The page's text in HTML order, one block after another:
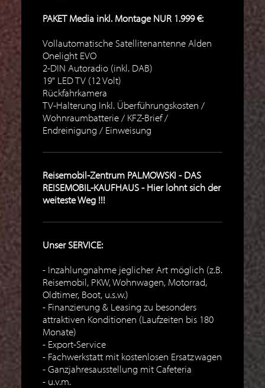
PAKET Media inkl. Montage NUR 1.999 €:
Vollautomatische Satellitenantenne Alden
Onelight EVO
2-DIN Autoradio (inkl. DAB)
19" LED TV (12 Volt)
Rückfahrkamera
TV-Halterung Inkl. Überführungskosten /
Wohnraumbatterie / KFZ-Brief /
Endreinigung / Einweisung
Reisemobil-Zentrum PALMOWSKI - DAS
REISEMOBIL-KAUFHAUS - Hier lohnt sich der
weiteste Weg !!!
Unser SERVICE:
Inzahlungnahme jeglicher Art möglich (z.B.
Reisemobil, PKW, Wohnwagen, Motorrad,
Oldtimer, Boot, u.s.w.)
Finanzierung & Leasing zu besonders
attraktiven Konditionen (Laufzeiten bis 180
Monate)
Export-Service
Fachwerkstatt mit kostenlosen Ersatzwagen
Ganzjahresausstellung mit Cafeteria
u.v.m.